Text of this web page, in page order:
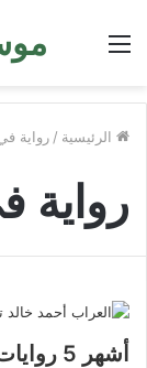
القائمة
الرئيسية / رواية
رواية
أشهر 5 روايات للعراب أحمد خالد توفيق